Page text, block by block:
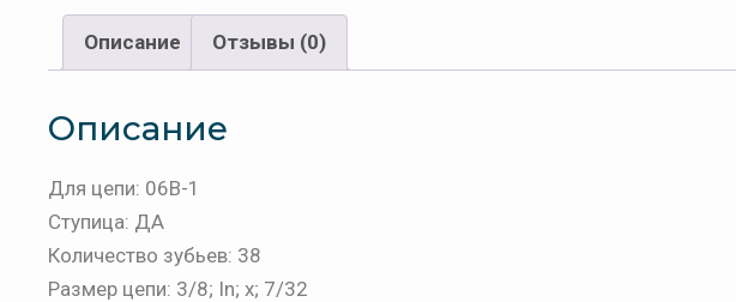
Описание Отзывы (0)
Описание
Для цепи: 06B-1
Ступица: ДА
Количество зубьев: 38
Размер цепи: 3/8; In; x; 7/32